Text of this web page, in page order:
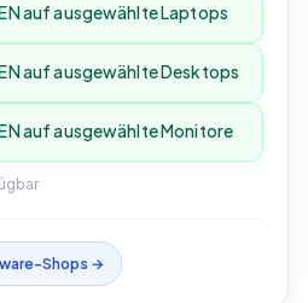
auf ausgewählte Laptops
auf ausgewählte Desktops
auf ausgewählte Monitore
-Shops →